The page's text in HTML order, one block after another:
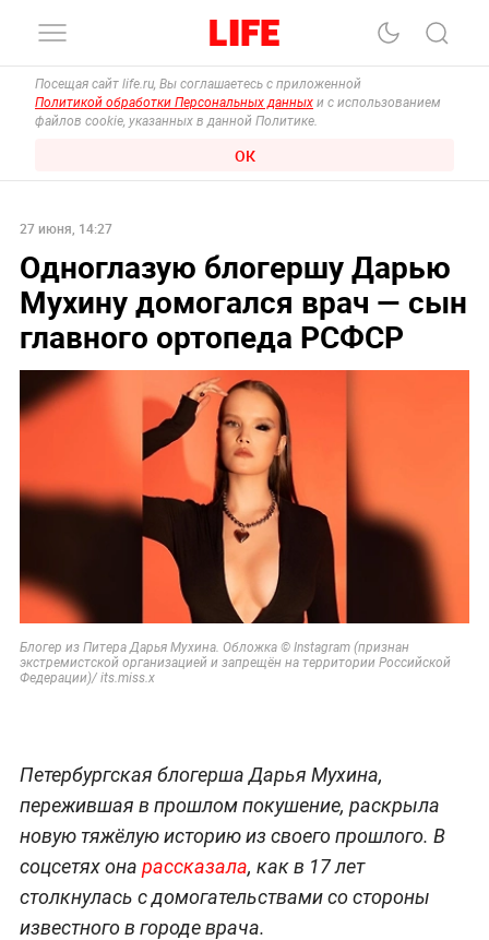
Посещая сайт life.ru, Вы соглашаетесь с приложенной
Политикой обработки Персональных данных и с использованием
файлов cookie, указанных в данной Политике.
ОК
27 июня, 14:27
Одноглазую блогершу Дарью
Мухину домогался врач — сын
главного ортопеда РСФСР
Блогер из Питера Дарья Мухина. Обложка © Instagram (признан
экстремистской организацией и запрещён на территории Российской
Федерации)/ its.miss.x
Петербургская блогерша Дарья Мухина,
пережившая в прошлом покушение, раскрыла
новую тяжёлую историю из своего прошлого. В
соцсетях она рассказала, как в 17 лет
столкнулась с домогательствами со стороны
известного в городе врача.